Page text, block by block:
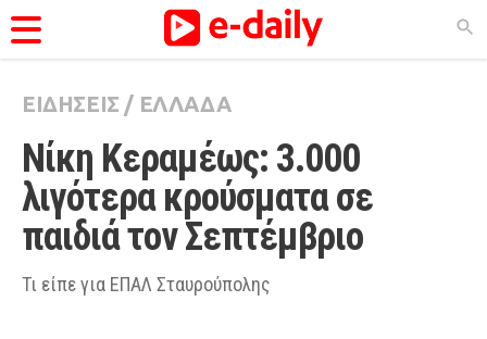
ΚΑΤΗΓΟΡΊΕΣ
Ειδήσεις
Θέματα
Videos
Podcasts
ΕΙΔΗΣΕΙΣ / ΕΛΛΑΔΑ
Νίκη Κεραμέως: 3.000
λιγότερα κρούσματα σε
παιδιά τον Σεπτέμβριο
Τι είπε για ΕΠΑΛ Σταυρούπολης